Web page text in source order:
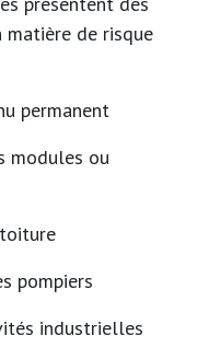
de risque
permanent
ou
pompiers
industrielles